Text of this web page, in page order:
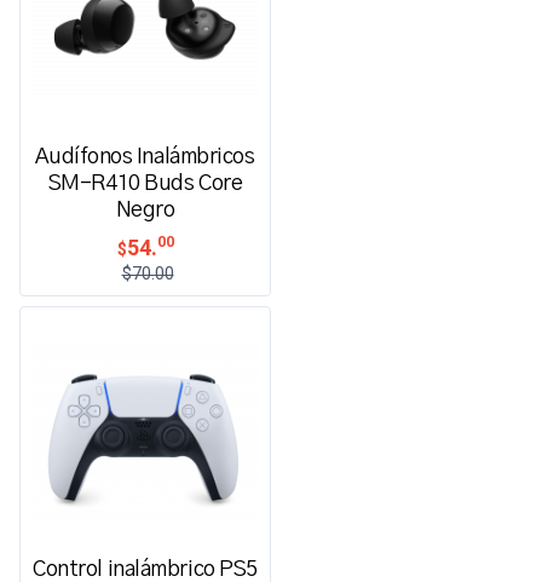
Audífonos Inalámbricos
SM-R410 Buds Core
Negro
$54.00
$70.00
Control inalámbrico PS5